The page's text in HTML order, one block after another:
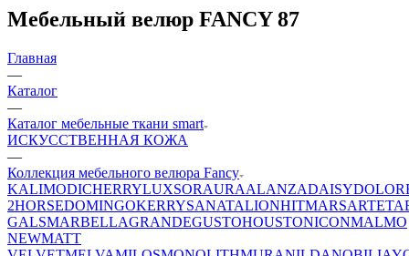
Мебельный велюр FANCY 87
Главная
—
Каталог
—
Каталог мебельные ткани smart
ИСКУССТВЕННАЯ КОЖА
—
Коллекция мебельного велюра Fancy
KALIMODICHERRYLUXSORAURAALANZADAISY
2HORSEDOMINGOKERRYSANATALIONHITMARSARTE
GALSMARBELLAGRANDEGUSTOHOUSTONICONMALMO
NEWMATT